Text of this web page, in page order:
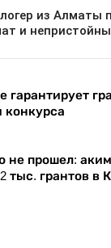
гарантирует
конкурса
не прошел:
тыс. грантов в